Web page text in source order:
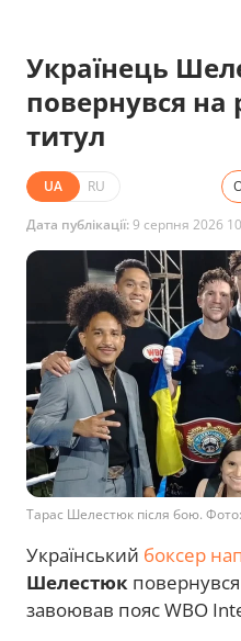
Українець
повернувся на
титул
UA RU
Дата публікації:9 серпня 2026
Тарас Шелестюк після бою.
Український боксер
Шелестюк
завоював пояс WBO